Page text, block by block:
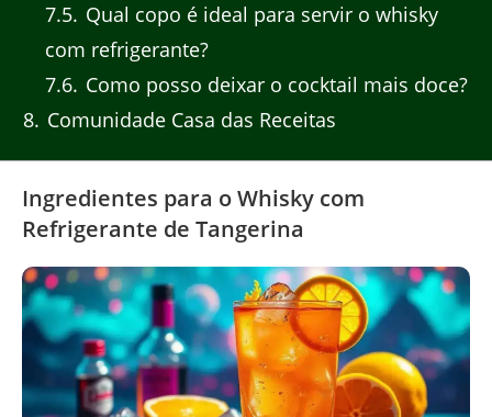
7.5 Qual copo é ideal para servir o whisky
com refrigerante?
7.6 Como posso deixar o cocktail mais doce?
8 Comunidade Casa das Receitas
Ingredientes para o Whisky com
Refrigerante de Tangerina